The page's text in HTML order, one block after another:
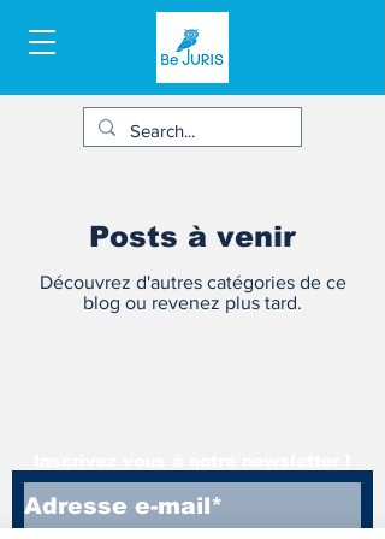
Posts à venir
Découvrez d'autres catégories de ce
blog ou revenez plus tard.